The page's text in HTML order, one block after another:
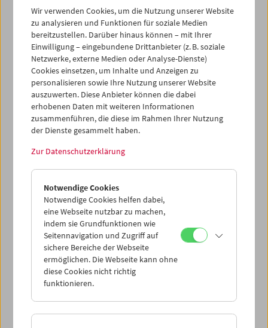
25
27 29
31
01
02 03 04 05 06
iCalender
Programmheft-PDF
English language or subtitles
< Vorherige Woche
Mo 27.6.
Di 28.6.
Mi 29.6.
Do 30.6.
Sa 2.7.
Wir verwenden Cookies, um die Nutzung unserer Website
zu analysieren und Funktionen für soziale Medien
bereitzustellen. Darüber hinaus können – mit Ihrer
Einwilligung – eingebundene Drittanbieter (z. B. soziale
Netzwerke, externe Medien oder Analyse-Dienste)
Cookies einsetzen, um Inhalte und Anzeigen zu
personalisieren sowie Ihre Nutzung unserer Website
auszuwerten. Diese Anbieter können die dabei
erhobenen Daten mit weiteren Informationen
zusammenführen, die diese im Rahmen Ihrer Nutzung
der Dienste gesammelt haben.
Zur Datenschutzerklärung
Notwendige Cookies
Notwendige Cookies helfen dabei,
eine Webseite nutzbar zu machen,
indem sie Grundfunktionen wie
Seitennavigation und Zugriff auf
sichere Bereiche der Webseite
ermöglichen. Die Webseite kann ohne
diese Cookies nicht richtig
funktionieren.